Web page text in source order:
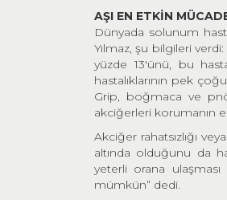
AŞI EN ETKİN
Dünyada solunum
Yılmaz, şu bilgileri
yüzde 13'ünü, bu
hastalıklarının pek
Grip, boğmaca ve
akciğerleri korumanın
Akciğer rahatsızlığı
altında olduğunu da
yeterli orana ulaşması
mümkün” dedi.